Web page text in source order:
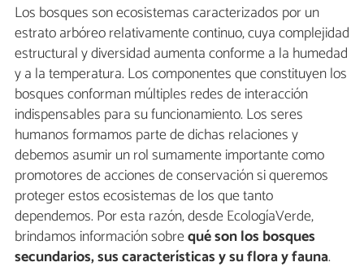
Los bosques son ecosistemas caracterizados por un
estrato arbóreo relativamente continuo, cuya complejidad
estructural y diversidad aumenta conforme a la humedad
y a la temperatura. Los componentes que constituyen los
bosques conforman múltiples redes de interacción
indispensables para su funcionamiento. Los seres
humanos formamos parte de dichas relaciones y
debemos asumir un rol sumamente importante como
promotores de acciones de conservación si queremos
proteger estos ecosistemas de los que tanto
dependemos. Por esta razón, desde EcologíaVerde,
brindamos información sobrequé son los bosques
secundarios, sus características y su flora y fauna.